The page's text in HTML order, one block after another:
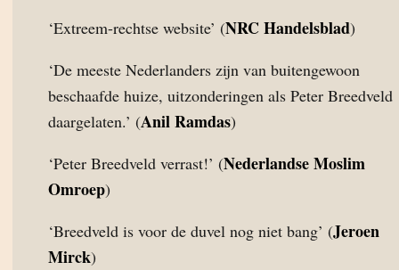
‘Extreem-rechtse website’ (NRC Handelsblad)
‘De meeste Nederlanders zijn van buitengewoon
beschaafde huize, uitzonderingen als Peter Breedveld
daargelaten.’ (Anil Ramdas)
‘Peter Breedveld verrast!’ (Nederlandse Moslim
Omroep)
‘Breedveld is voor de duvel nog niet bang’ (Jeroen
Mirck)